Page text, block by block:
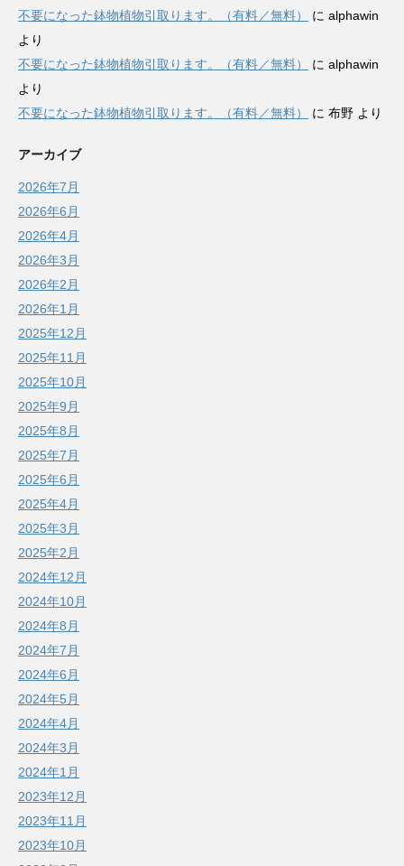
不要になった鉢物植物引取ります。（有料／無料）
に alphawin
より
不要になった鉢物植物引取ります。（有料／無料）
に alphawin
より
不要になった鉢物植物引取ります。（有料／無料）
に 布野 より
アーカイブ
2026年7月
2026年6月
2026年4月
2026年3月
2026年2月
2026年1月
2025年12月
2025年11月
2025年10月
2025年9月
2025年8月
2025年7月
2025年6月
2025年4月
2025年3月
2025年2月
2024年12月
2024年10月
2024年8月
2024年7月
2024年6月
2024年5月
2024年4月
2024年3月
2024年1月
2023年12月
2023年11月
2023年10月